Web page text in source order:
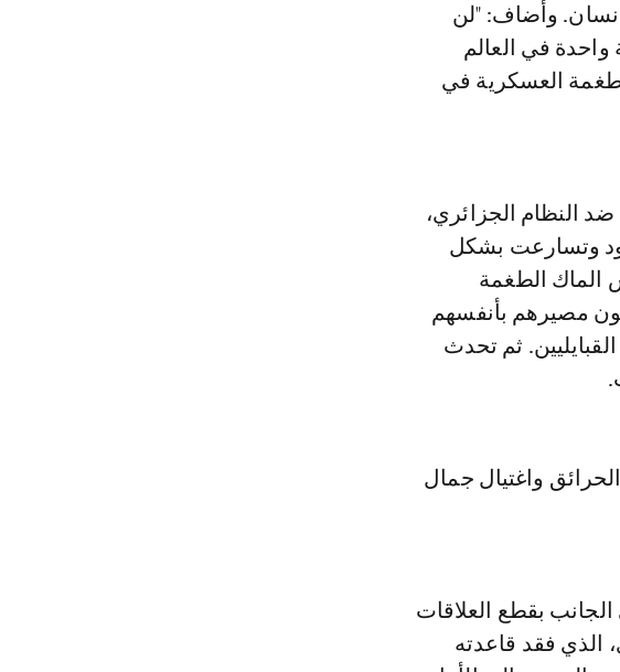
وأضاف: "لن
واحدة في العالم
العسكرية في
النظام الجزائري،
وتسارعت بشكل
الماك الطغمة
مصيرهم بأنفسهم
من القبايليين. ثم تحدث
واغتيال جمال
بقطع العلاقات
الذي فقد قاعدته